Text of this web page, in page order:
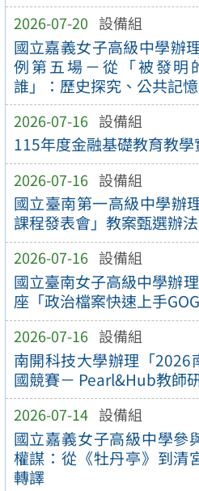
2026-07-20 設備組
國立嘉義女子高級中學辦
例第五場－從「被發明
誰」：歷史探究、公共記
2026-07-16 設備組
115年度金融基礎教育教
2026-07-16 設備組
國立臺南第一高級中學辦
課程發表會」教案甄選辦法
2026-07-16 設備組
國立臺南女子高級中學辦
座「政治檔案快速上手
2026-07-16 設備組
南開科技大學辦理「2026
國競賽－ Pearl&Hub教師
2026-07-14 設備組
國立嘉義女子高級中學參
權謀：從《牡丹亭》到清
轉譯